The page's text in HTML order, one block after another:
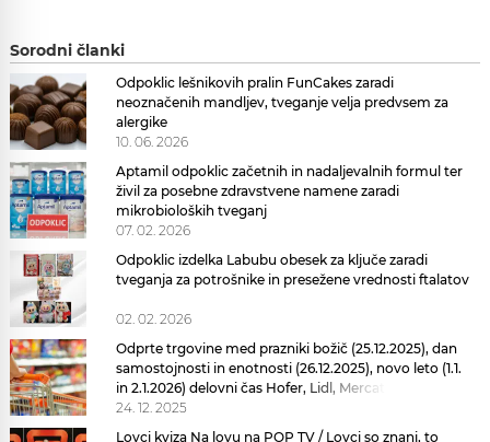
Sorodni članki
Odpoklic lešnikovih pralin FunCakes zaradi
neoznačenih mandljev, tveganje velja predvsem za
alergike
10. 06. 2026
Aptamil odpoklic začetnih in nadaljevalnih formul ter
živil za posebne zdravstvene namene zaradi
mikrobioloških tveganj
07. 02. 2026
Odpoklic izdelka Labubu obesek za ključe zaradi
tveganja za potrošnike in presežene vrednosti ftalatov
02. 02. 2026
Odprte trgovine med prazniki božič (25.12.2025), dan
samostojnosti in enotnosti (26.12.2025), novo leto (1.1.
in 2.1.2026) delovni čas Hofer, Lidl, Mercator, Spar,
Citypark, Aleja prazniki
24. 12. 2025
Lovci kviza Na lovu na POP TV / Lovci so znani, to